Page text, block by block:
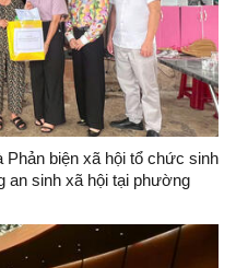
biện xã hội tổ chức sinh
an sinh xã hội tại phường